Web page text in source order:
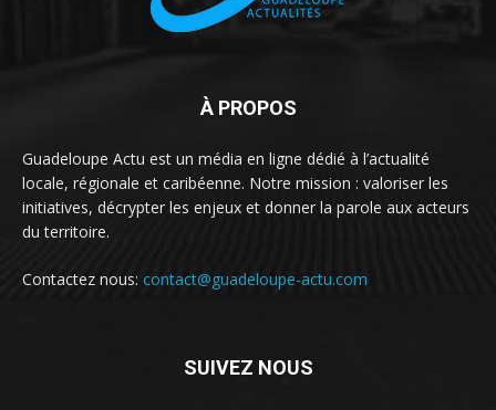
À PROPOS
Guadeloupe Actu est un média en ligne dédié à l’actualité
locale, régionale et caribéenne. Notre mission : valoriser les
initiatives, décrypter les enjeux et donner la parole aux acteurs
du territoire.
Contactez nous: contact@guadeloupe-actu.com
SUIVEZ NOUS